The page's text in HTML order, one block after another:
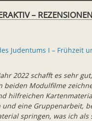
– REZENSIONEN
Judentums I – Frühzeit
2022 schafft es sehr
beiden Modulfilme
hilfreichen
eine Gruppenarbeit,
springen, was ich